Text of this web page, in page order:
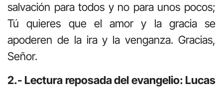
salvación para todos y no para unos pocos;
Tú quieres que el amor y la gracia se
apoderen de la ira y la venganza. Gracias,
Señor.
2.- Lectura reposada del evangelio: Lucas